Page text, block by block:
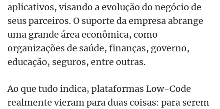
aplicativos, visando a evolução do negócio de
seus parceiros. O suporte da empresa abrange
uma grande área econômica, como
organizações de saúde, finanças, governo,
educação, seguros, entre outras.
Ao que tudo indica, plataformas Low-Code
realmente vieram para duas coisas: para serem